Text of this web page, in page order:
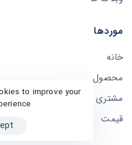
موردها
خانه
محصول
مشتری ها
قیمت
to improve your